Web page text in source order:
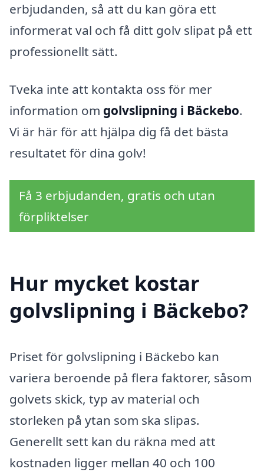
erbjudanden, så att du kan göra ett
informerat val och få ditt golv slipat på ett
professionellt sätt.
Tveka inte att kontakta oss för mer
information om golvslipning i Bäckebo.
Vi är här för att hjälpa dig få det bästa
resultatet för dina golv!
Få 3 erbjudanden, gratis och utan
förpliktelser
Hur mycket kostar
golvslipning i Bäckebo?
Priset för golvslipning i Bäckebo kan
variera beroende på flera faktorer, såsom
golvets skick, typ av material och
storleken på ytan som ska slipas.
Generellt sett kan du räkna med att
kostnaden ligger mellan 40 och 100